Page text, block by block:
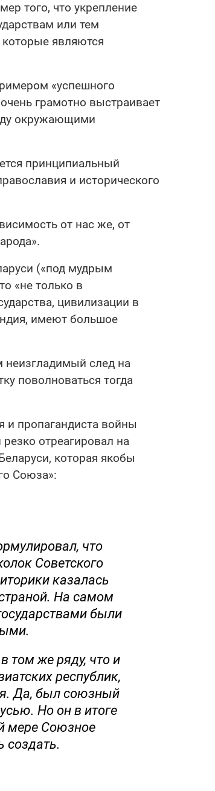
того, что укрепление
или тем
являются
«успешного
грамотно выстраивает
окружающими
принципиальный
и исторического
от нас же, от
(«под мудрым
«не только в
цивилизации в
имеют большое
неизгладимый след на
поволноваться тогда
и пропагандиста войны
отреагировал на
которая якобы
Союза»:
что
Советского
казалась
На самом
были
том же ряду, что и
республик,
Да, был союзный
Но он в итоге
мере Союзное
создать.